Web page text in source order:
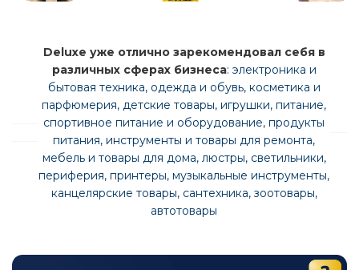
Deluxe уже отлично зарекомендовал себя в
различных сферах бизнеса: электроника и
бытовая техника, одежда и обувь, косметика и
парфюмерия, детские товары, игрушки, питание,
спортивное питание и оборудование, продукты
питания, инструменты и товары для ремонта,
мебель и товары для дома, люстры, светильники,
периферия, принтеры, музыкальные инструменты,
канцелярские товары, сантехника, зоотовары,
автотовары